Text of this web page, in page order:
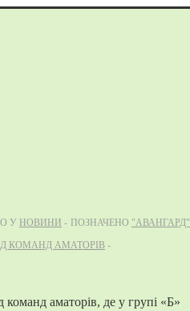
У НОВИНИ ПОЗНАЧЕНО "АВАНГАРД"
КОМАНД АМАТОРІВ
аматорів, де у групі «Б»